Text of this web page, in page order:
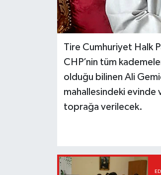
Tire Cumhuriyet Halk
CHP’nin tüm
olduğu bilinen Ali
mahallesindeki evinde
toprağa verilecek.